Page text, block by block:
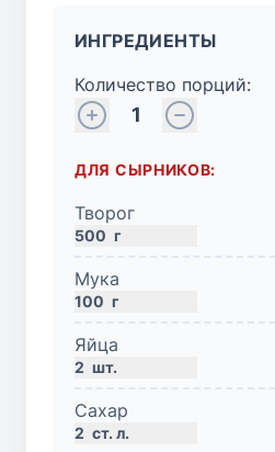
ИНГРЕДИЕНТЫ
Количество порций:
1
ДЛЯ СЫРНИКОВ:
Творог
500 г
Мука
100 г
Яйца
2 шт.
Сахар
2 ст. л.